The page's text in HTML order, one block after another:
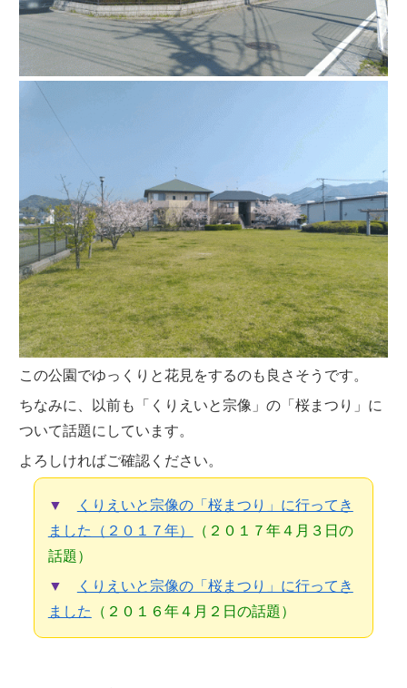
この公園でゆっくりと花見をするのも良さそうです。
ちなみに、以前も「くりえいと宗像」の「桜まつり」に
ついて話題にしています。
よろしければご確認ください。
▼
くりえいと宗像の「桜まつり」に行ってき
ました（２０１７年）
（２０１７年４月３日の
話題）
▼
くりえいと宗像の「桜まつり」に行ってき
ました （２０１６年４月２日の話題）